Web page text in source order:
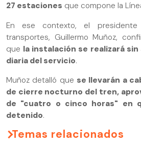
27 estaciones que compone la
En ese contexto, el
transportes, Guillermo Muñoz,
que la instalación se realizará
diaria del servicio.
Muñoz detalló que se llevarán a
de cierre nocturno del tren,
de "cuatro o cinco horas" en
detenido.
Temas relacionados